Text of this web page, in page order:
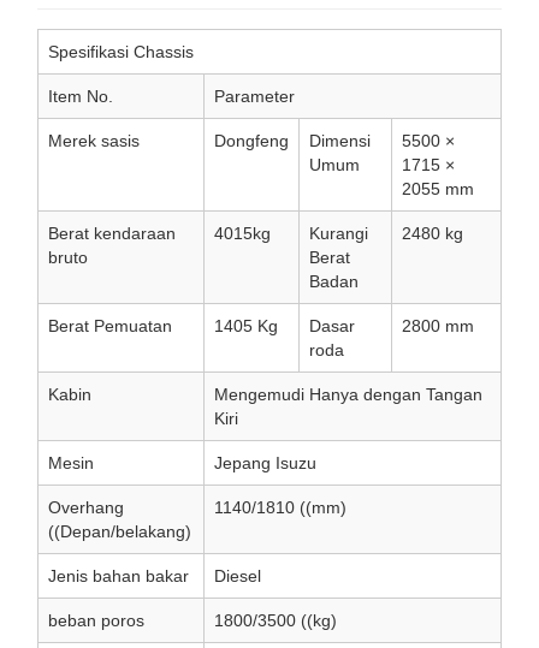
Spesifikasi Chassis
Item No. Parameter
Merek sasis Dongfeng
Dimensi
Umum
5500 ×
1715 ×
2055 mm
Berat kendaraan
bruto
4015kg
Kurangi
Berat
Badan
2480 kg
Berat Pemuatan 1405 Kg
Dasar
roda
2800 mm
Kabin
Mengemudi Hanya dengan Tangan
Kiri
Mesin Jepang Isuzu
Overhang
((Depan/belakang)
1140/1810 ((mm)
Jenis bahan bakar Diesel
beban poros 1800/3500 ((kg)